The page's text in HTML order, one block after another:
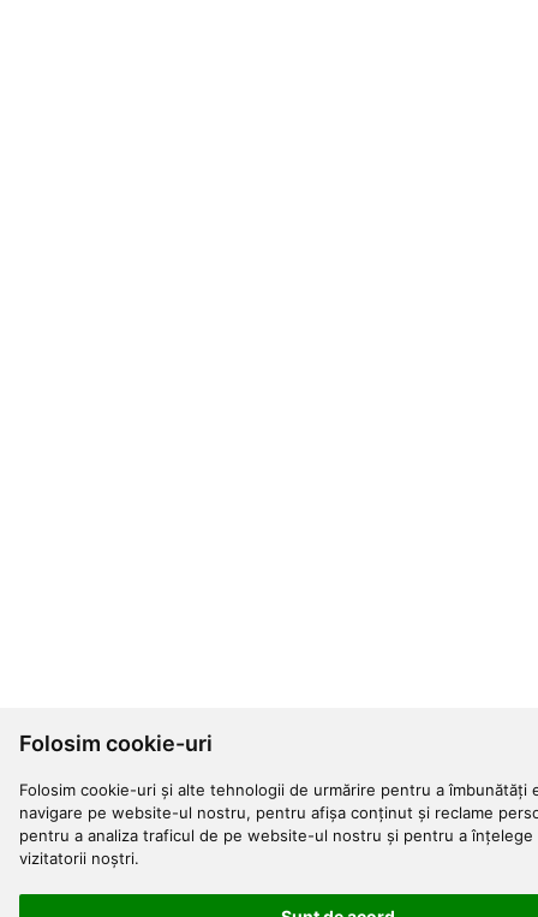
Folosim cookie-uri
Folosim cookie-uri și alte tehnologii de urmărire pentru a îmbunătăți
navigare pe website-ul nostru, pentru afișa conținut și reclame
pentru a analiza traficul de pe website-ul nostru și pentru a înțelege
vizitatorii noștri.